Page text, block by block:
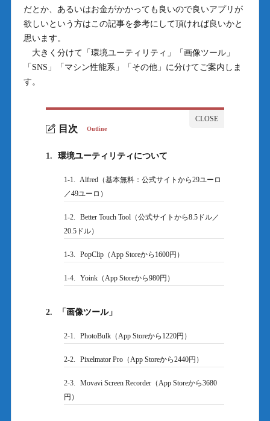
だとか、あるいはお金がかかっても良いので良いアプリが
欲しいという方はこの記事を参考にして頂ければ良いかと
思います。
大きく分けて「環境ユーティリティ」「画像ツール」
「SNS」「マシン性能系」「その他」に分けてご案内しま
す。
目次 Outline
1. 環境ユーティリティについて
1-1.
Alfred（基本無料：公式サイトから29ユーロ
／49ユーロ）
1-2.
Better Touch Tool（公式サイトから8.5ドル／
20.5ドル）
1-3. PopClip（App Storeから1600円）
1-4. Yoink（App Storeから980円）
2. 「画像ツール」
2-1. PhotoBulk（App Storeから1220円）
2-2. Pixelmator Pro（App Storeから2440円）
2-3.
Movavi Screen Recorder（App Storeから3680
円）